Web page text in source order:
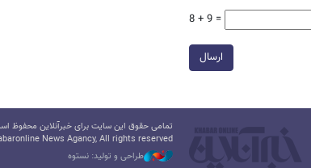
8 + 9 =
ارسال
تمامی حقوق این سایت برای خبرآنلاین محفوظ
News Agancy, All rights reserved
طراحی و تولید: نستوه